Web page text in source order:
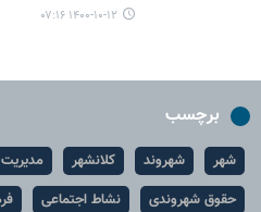
۱۴۰۰-۱۰-۱۲ ۰۷:۱۶
برچسب
شهر شهروند کلانشهر
حقوق شهروندی
نشاط اجتماعی